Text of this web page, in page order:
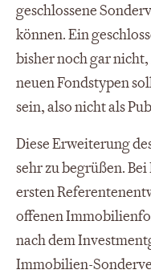
geschlossene
können. Ein
bisher noch gar nicht,
neuen Fondstypen
sein, also nicht als
Diese Erweiterung
sehr zu begrüßen.
ersten
offenen
nach dem
Immobilien-